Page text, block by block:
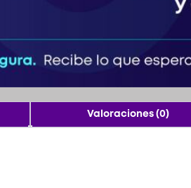
Valoraciones (0)